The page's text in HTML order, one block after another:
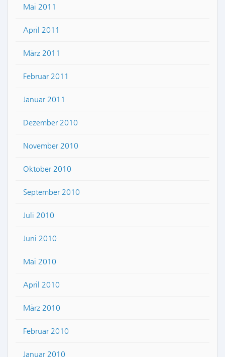
Mai 2011
April 2011
März 2011
Februar 2011
Januar 2011
Dezember 2010
November 2010
Oktober 2010
September 2010
Juli 2010
Juni 2010
Mai 2010
April 2010
März 2010
Februar 2010
Januar 2010